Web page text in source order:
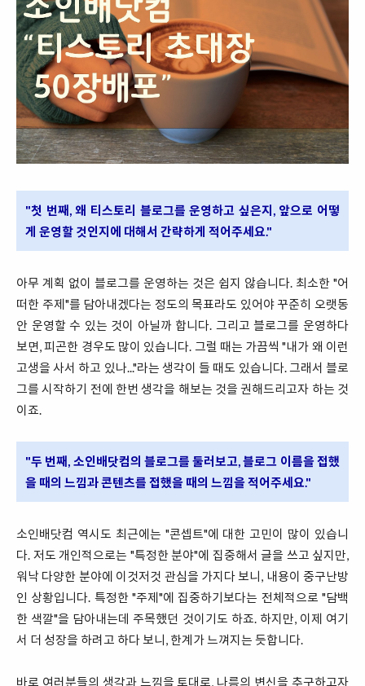
"첫 번째, 왜 티스토리 블로그를 운영하고 싶은지, 앞으로 어떻
게 운영할 것인지에 대해서 간략하게 적어주세요."
아무 계획 없이 블로그를 운영하는 것은 쉽지 않습니다. 최소한 "어
떠한 주제"를 담아내겠다는 정도의 목표라도 있어야 꾸준히 오랫동
안 운영할 수 있는 것이 아닐까 합니다. 그리고 블로그를 운영하다
보면, 피곤한 경우도 많이 있습니다. 그럴 때는 가끔씩 "내가 왜 이런
고생을 사서 하고 있나..."라는 생각이 들 때도 있습니다. 그래서 블로
그를 시작하기 전에 한번 생각을 해보는 것을 권해드리고자 하는 것
이죠.
"두 번째, 소인배닷컴의 블로그를 둘러보고, 블로그 이름을 접했
을 때의 느낌과 콘텐츠를 접했을 때의 느낌을 적어주세요."
소인배닷컴 역시도 최근에는 "콘셉트"에 대한 고민이 많이 있습니
다. 저도 개인적으로는 "특정한 분야"에 집중해서 글을 쓰고 싶지만,
워낙 다양한 분야에 이것저것 관심을 가지다 보니, 내용이 중구난방
인 상황입니다. 특정한 "주제"에 집중하기보다는 전체적으로 "담백
한 색깔"을 담아내는데 주목했던 것이기도 하죠. 하지만, 이제 여기
서 더 성장을 하려고 하다 보니, 한계가 느껴지는 듯합니다.
바로 여러분들의 생각과 느낌을 토대로, 나름의 변신을 추구하고자